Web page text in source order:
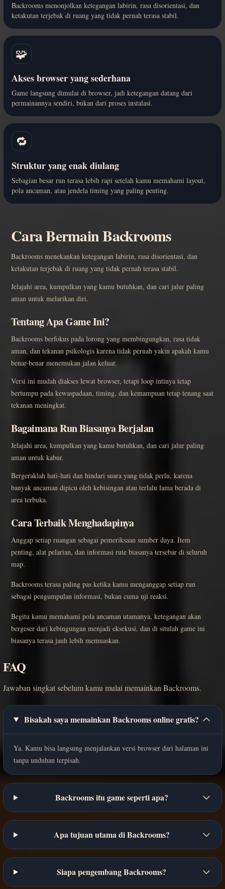
Backrooms menonjolkan ketegangan labirin, rasa disorientasi, dan
ketakutan terjebak di ruang yang tidak pernah terasa stabil.
🧩
Akses browser yang sederhana
Game langsung dimulai di browser, jadi ketegangan datang dari
permainannya sendiri, bukan dari proses instalasi.
🔁
Struktur yang enak diulang
Sebagian besar run terasa lebih rapi setelah kamu memahami layout,
pola ancaman, atau jendela timing yang paling penting.
Cara Bermain Backrooms
Backrooms menekankan ketegangan labirin, rasa disorientasi, dan
ketakutan terjebak di ruang yang tidak pernah terasa stabil.
Jelajahi area, kumpulkan yang kamu butuhkan, dan cari jalur paling
aman untuk melarikan diri.
Tentang Apa Game Ini?
Backrooms berfokus pada lorong yang membingungkan, rasa tidak
aman, dan tekanan psikologis karena tidak pernah yakin apakah kamu
benar-benar menemukan jalan keluar.
Versi ini mudah diakses lewat browser, tetapi loop intinya tetap
bertumpu pada kewaspadaan, timing, dan kemampuan tetap tenang saat
tekanan meningkat.
Bagaimana Run Biasanya Berjalan
Jelajahi area, kumpulkan yang kamu butuhkan, dan cari jalur paling
aman untuk kabur.
Bergeraklah hati-hati dan hindari suara yang tidak perlu, karena
banyak ancaman dipicu oleh kebisingan atau terlalu lama berada di
area terbuka.
Cara Terbaik Menghadapinya
Anggap setiap ruangan sebagai pemeriksaan sumber daya. Item
penting, alat pelarian, dan informasi rute biasanya tersebar di seluruh
map.
Backrooms terasa paling pas ketika kamu menganggap setiap run
sebagai pengumpulan informasi, bukan cuma uji reaksi.
Begitu kamu memahami pola ancaman utamanya, ketegangan akan
bergeser dari kebingungan menjadi eksekusi, dan di situlah game ini
biasanya terasa jauh lebih memuaskan.
FAQ
Jawaban singkat sebelum kamu mulai memainkan Backrooms.
Bisakah saya memainkan Backrooms online gratis?
Ya. Kamu bisa langsung menjalankan versi browser dari halaman ini
tanpa unduhan terpisah.
Backrooms itu game seperti apa?
Apa tujuan utama di Backrooms?
Siapa pengembang Backrooms?